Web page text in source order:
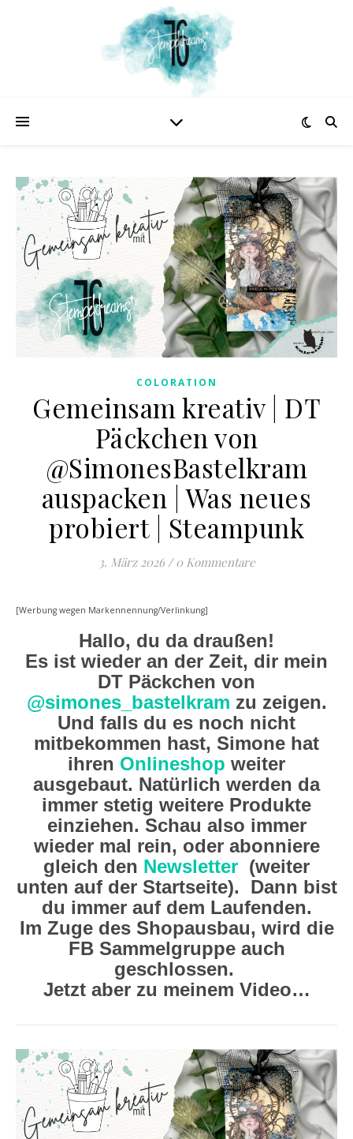
COLORATION
Gemeinsam kreativ | DT
Päckchen von
@SimonesBastelkram
auspacken | Was neues
probiert | Steampunk
3. März 2026 / 0 Kommentare
[Werbung wegen Markennennung/Verlinkung]
Hallo, du da draußen!
Es ist wieder an der Zeit, dir mein
DT Päckchen von
@simones_bastelkram zu zeigen.
Und falls du es noch nicht
mitbekommen hast, Simone hat
ihren Onlineshop weiter
ausgebaut. Natürlich werden da
immer stetig weitere Produkte
einziehen. Schau also immer
wieder mal rein, oder abonniere
gleich den Newsletter (weiter
unten auf der Startseite). Dann bist
du immer auf dem Laufenden.
Im Zuge des Shopausbau, wird die
FB Sammelgruppe auch
geschlossen.
Jetzt aber zu meinem Video…